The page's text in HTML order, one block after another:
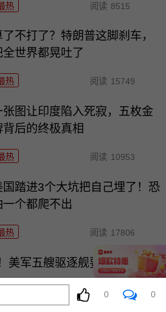
热 阅读 8515
了不打了？特朗普这脚刹车，
全世界都晃吐了
热 阅读 15749
张图让印度陷入死寂，五枚金
背后的终极真相
热 阅读 10953
国踏进3个大坑把自己埋了！恐
一个都爬不出
热 阅读 17806
美军五艘驱逐舰要盖三口锅！
0 0